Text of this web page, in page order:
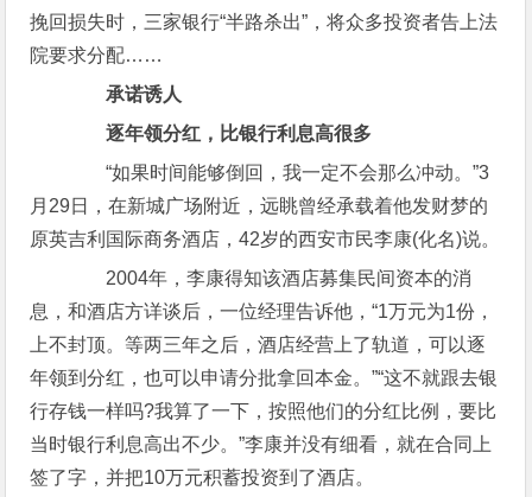
挽回损失时，三家银行“半路杀出”，将众多投资者告上法
院要求分配……
承诺诱人
逐年领分红，比银行利息高很多
“如果时间能够倒回，我一定不会那么冲动。”3
月29日，在新城广场附近，远眺曾经承载着他发财梦的
原英吉利国际商务酒店，42岁的西安市民李康(化名)说。
2004年，李康得知该酒店募集民间资本的消
息，和酒店方详谈后，一位经理告诉他，“1万元为1份，
上不封顶。等两三年之后，酒店经营上了轨道，可以逐
年领到分红，也可以申请分批拿回本金。”“这不就跟去银
行存钱一样吗?我算了一下，按照他们的分红比例，要比
当时银行利息高出不少。”李康并没有细看，就在合同上
签了字，并把10万元积蓄投资到了酒店。